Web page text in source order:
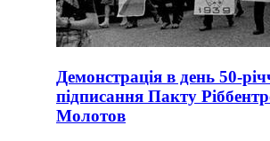
Демонстрація в день 50-
підписання Пакту
Молотов